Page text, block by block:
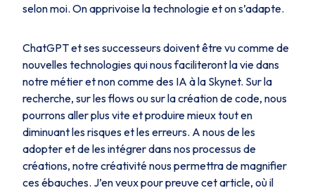
selon moi. On apprivoise la technologie et on s’adapte.
ChatGPT et ses successeurs doivent être vu comme de
nouvelles technologies qui nous faciliteront la vie dans
notre métier et non comme des IA à la Skynet. Sur la
recherche, sur les flows ou sur la création de code, nous
pourrons aller plus vite et produire mieux tout en
diminuant les risques et les erreurs. A nous de les
adopter et de les intégrer dans nos processus de
créations, notre créativité nous permettra de magnifier
ces ébauches. J’en veux pour preuve cet article, où il